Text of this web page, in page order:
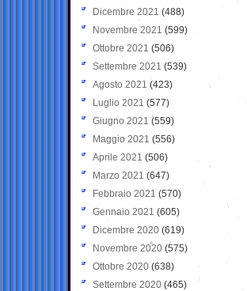
Dicembre 2021 (488)
Novembre 2021 (599)
Ottobre 2021 (506)
Settembre 2021 (539)
Agosto 2021 (423)
Luglio 2021 (577)
Giugno 2021(559)
Maggio 2021 (556)
Aprile 2021 (506)
Marzo 2021 (647)
Febbraio 2021 (570)
Gennaio 2021 (605)
Dicembre 2020 (619)
Novembre 2020 (575)
Ottobre 2020 (638)
Settembre 2020(465)